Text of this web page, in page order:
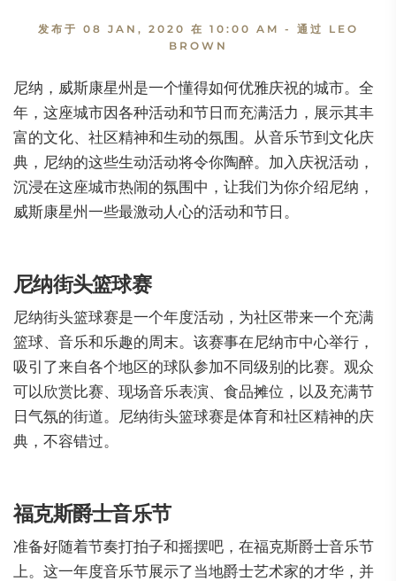
发布于 08 JAN, 2020 在 10:00 AM - 通过 LEO
BROWN
尼纳，威斯康星州是一个懂得如何优雅庆祝的城市。全
年，这座城市因各种活动和节日而充满活力，展示其丰
富的文化、社区精神和生动的氛围。从音乐节到文化庆
典，尼纳的这些生动活动将令你陶醉。加入庆祝活动，
沉浸在这座城市热闹的氛围中，让我们为你介绍尼纳，
威斯康星州一些最激动人心的活动和节日。
尼纳街头篮球赛
尼纳街头篮球赛是一个年度活动，为社区带来一个充满
篮球、音乐和乐趣的周末。该赛事在尼纳市中心举行，
吸引了来自各个地区的球队参加不同级别的比赛。观众
可以欣赏比赛、现场音乐表演、食品摊位，以及充满节
日气氛的街道。尼纳街头篮球赛是体育和社区精神的庆
典，不容错过。
福克斯爵士音乐节
准备好随着节奏打拍子和摇摆吧，在福克斯爵士音乐节
上。这一年度音乐节展示了当地爵士艺术家的才华，并